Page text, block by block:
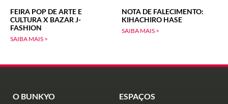
FEIRA POP DE ARTE E
CULTURA X BAZAR J-
FASHION
SAIBA MAIS >
NOTA DE FALECIMENTO:
KIHACHIRO HASE
SAIBA MAIS >
O BUNKYO ESPAÇOS